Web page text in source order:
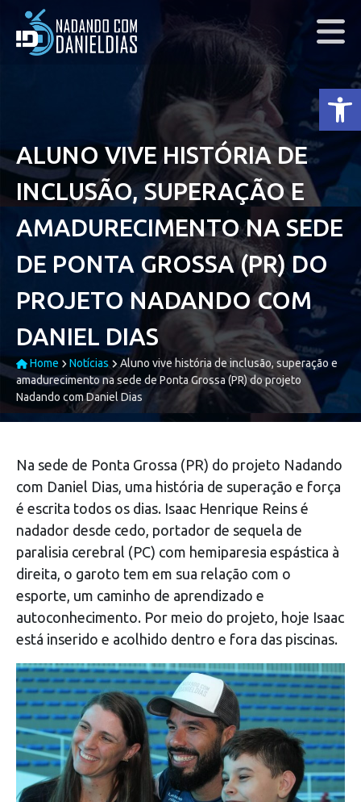
ALUNO VIVE HISTÓRIA DE
INCLUSÃO, SUPERAÇÃO E
AMADURECIMENTO NA SEDE
DE PONTA GROSSA (PR) DO
PROJETO NADANDO COM
DANIEL DIAS
Home Notícias
Aluno vive história de inclusão, superação e
amadurecimento na sede de Ponta Grossa (PR) do projeto
Nadando com Daniel Dias
Na sede de Ponta Grossa (PR) do projeto Nadando
com Daniel Dias, uma história de superação e força
é escrita todos os dias. Isaac Henrique Reins é
nadador desde cedo, portador de sequela de
paralisia cerebral (PC) com hemiparesia espástica à
direita, o garoto tem em sua relação com o
esporte, um caminho de aprendizado e
autoconhecimento. Por meio do projeto, hoje Isaac
está inserido e acolhido dentro e fora das piscinas.